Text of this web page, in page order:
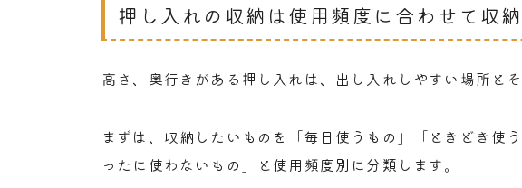
押し入れの収納は使用頻度に合わせて収
高さ、奥行きがある押し入れは、出し入れしやすい場所と
まずは、収納したいものを「毎日使うもの」「ときどき使
ったに使わないもの」と使用頻度別に分類します。